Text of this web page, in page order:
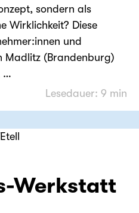
sondern als
Wirklichkeit? Diese
und
Madlitz (Brandenburg)
…
Lesedauer: 9 min
Werkstatt